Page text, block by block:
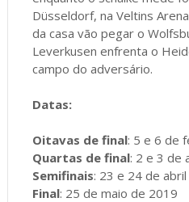
Düsseldorf, na Veltins
da casa vão pegar o
Leverkusen enfrenta o
campo do adversário.
Datas:
Oitavas de final: 5 e 6 de
Quartas de final: 2 e 3 de
Semifinais: 23 e 24 de
Final: 25 de maio de 2019